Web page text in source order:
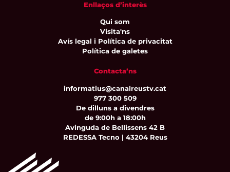
Enllaços d’interès
Qui som
Visita'ns
Avís legal i Política de privacitat
Política de galetes
Contacta’ns
informatius@canalreustv.cat
977 300 509
De dilluns a divendres
de 9:00h a 18:00h
Avinguda de Bellissens 42 B
REDESSA Tecno | 43204 Reus